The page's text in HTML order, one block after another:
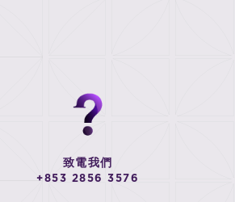
致電我們
+853 2856 3576